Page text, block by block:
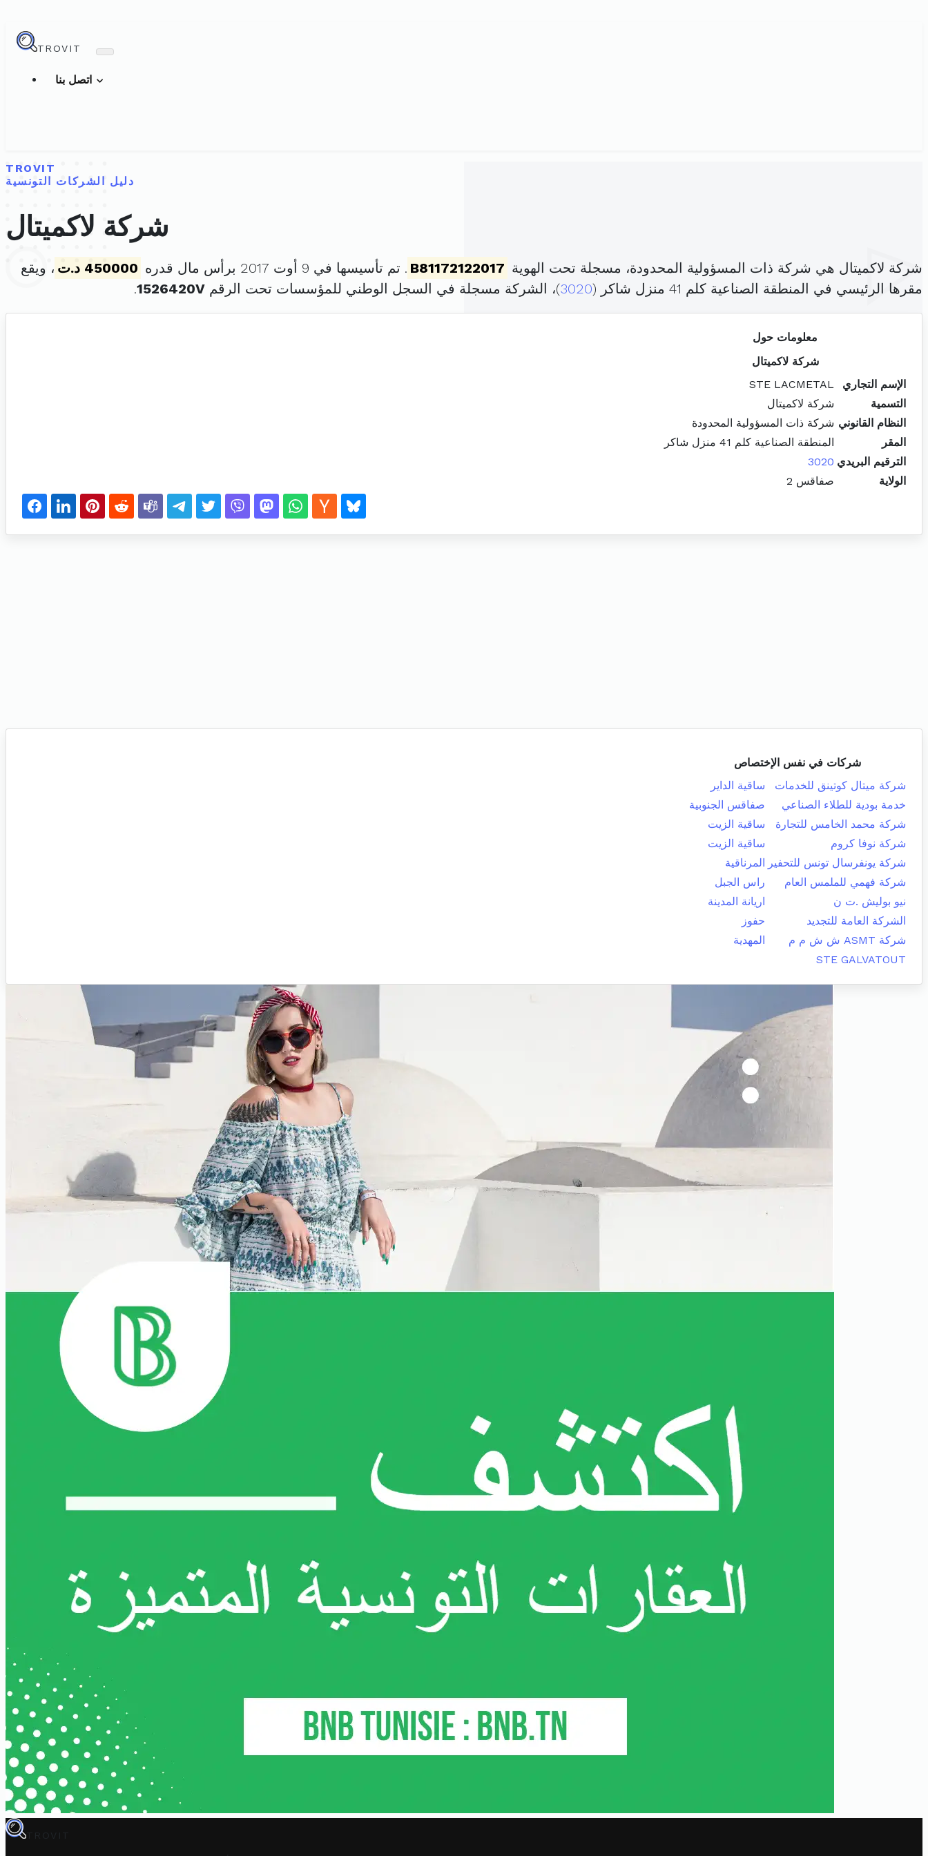
TROVIT
TROVIT
دليل الشركات التونسية
شركة لاكميتال
شركة لاكميتال هي شركة ذات المسؤولية المحدودة، مسجلة تحت الهوية B81172122017 . تم تأسيسها في 9 أوت 2017 برأس مال قدره 450000 د.ت
، ويقع
مقرها الرئيسي في المنطقة الصناعية كلم 41 منزل شاكر (
3020)، الشركة مسجلة في السجل الوطني للمؤسسات تحت الرقم 1526420V
.
معلومات حول
شركة لاكميتال
الإسم التجاري
STE LACMETAL
التسمية
شركة لاكميتال
النظام القانوني شركة ذات المسؤولية المحدودة
المقر
المنطقة الصناعية كلم 41 منزل شاكر
الترقيم البريدي 3020
الولاية
صفاقس 2
شركات في نفس الإختصاص
شركة ميتال كوتينق للخدمات
ساقية الداير
خدمة بودية للطلاء الصناعي
صفاقس الجنوبية
شركة محمد الخامس للتجارة
ساقية الزيت
شركة نوفا كروم
ساقية الزيت
شركة يونفرسال تونس للتحفير
المرناقية
شركة فهمي للملمس العام
راس الجبل
نيو بوليش .ت ن
اريانة المدينة
الشركة العامة للتجديد
حفوز
شركة ASMT ش ش م م
المهدية
STE GALVATOUT
TROVIT